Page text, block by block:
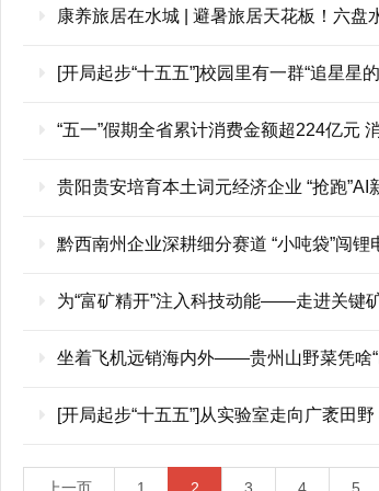
康养旅居在水城 | 避暑旅居天花板！六
[开局起步“十五五”]校园里有一群“追星星
“五一”假期全省累计消费金额超224亿元
贵阳贵安培育本土词元经济企业 “抢跑”AI
黔西南州企业深耕细分赛道 “小吨袋”闯锂
为“富矿精开”注入科技动能——走进关键
坐着飞机远销海内外——贵州山野菜凭啥“
[开局起步“十五五”]从实验室走向广袤田